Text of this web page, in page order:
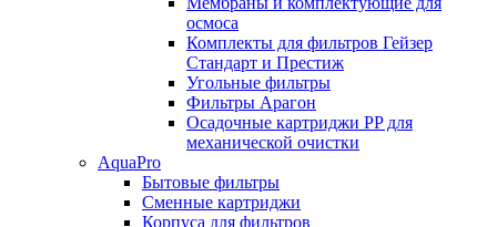
осмоса
Комплекты для фильтров Гейзер
Стандарт и Престиж
Угольные фильтры
Фильтры Арагон
Осадочные картриджи PP для
механической очистки
AquaPro
Бытовые фильтры
Сменные картриджи
Корпуса для фильтров